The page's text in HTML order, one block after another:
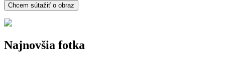
Najnovšia fotka